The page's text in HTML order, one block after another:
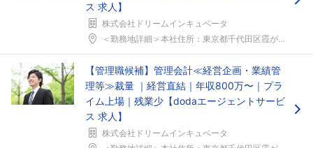
ス 求人】
株式会社ドリームインキュベータ
＜勤務地詳細＞本社住所：東京都千代田区霞が関3-2...
【管理職候補】管理会計≪経営企画・業績管
理等≫裁量 ｜経営直結｜年収800万〜｜プラ
イム上場｜残業少【dodaエージェントサービ
ス 求人】
株式会社ドリームインキュベータ